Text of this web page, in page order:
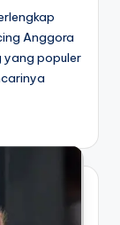
Anggora
yang populer